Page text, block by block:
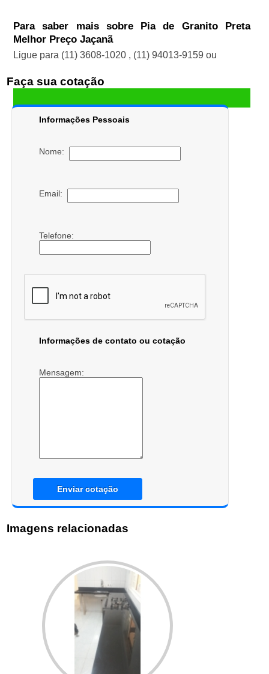
Para saber mais sobre Pia de Granito Preta
Melhor Preço Jaçanã
Ligue para (11) 3608-1020 , (11) 94013-9159 ou
Faça sua cotação
Informações Pessoais
Nome:
Email:
Telefone:
Informações de contato ou cotação
Mensagem:
Enviar cotação
Imagens relacionadas